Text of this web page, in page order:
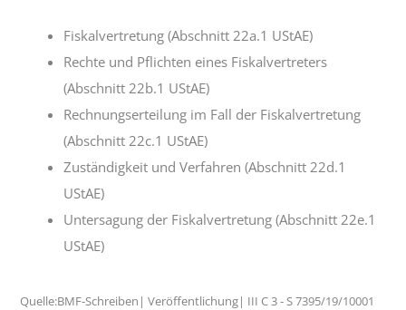
Fiskalvertretung (Abschnitt 22a.1 UStAE)
Rechte und Pflichten eines Fiskalvertreters
(Abschnitt 22b.1 UStAE)
Rechnungserteilung im Fall der Fiskalvertretung
(Abschnitt 22c.1 UStAE)
Zuständigkeit und Verfahren (Abschnitt 22d.1
UStAE)
Untersagung der Fiskalvertretung (Abschnitt 22e.1
UStAE)
Quelle:BMF-Schreiben| Veröffentlichung| III C 3 - S 7395/19/10001